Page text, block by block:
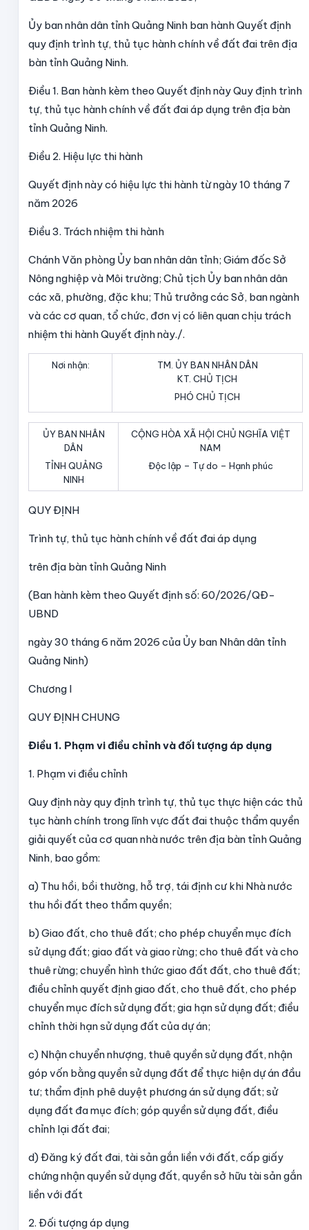
Ủy ban nhân dân tỉnh Quảng Ninh ban hành Quyết định
quy định trình tự, thủ tục hành chính về đất đai trên địa
bàn tỉnh Quảng Ninh.
Điều 1. Ban hành kèm theo Quyết định này Quy định trình
tự, thủ tục hành chính về đất đai áp dụng trên địa bàn
tỉnh Quảng Ninh.
Điều 2. Hiệu lực thi hành
Quyết định này có hiệu lực thi hành từ ngày 10 tháng 7
năm 2026
Điều 3. Trách nhiệm thi hành
Chánh Văn phòng Ủy ban nhân dân tỉnh; Giám đốc Sở
Nông nghiệp và Môi trường; Chủ tịch Ủy ban nhân dân
các xã, phường, đặc khu; Thủ trưởng các Sở, ban ngành
và các cơ quan, tổ chức, đơn vị có liên quan chịu trách
nhiệm thi hành Quyết định này./.
Nơi nhận:
TM. ỦY BAN NHÂN DÂN
KT. CHỦ TỊCH
PHÓ CHỦ TỊCH
ỦY BAN NHÂN
DÂN
TỈNH QUẢNG
NINH
CỘNG HÒA XÃ HỘI CHỦ NGHĨA VIỆT
NAM
Độc lập – Tự do – Hạnh phúc
QUY ĐỊNH
Trình tự, thủ tục hành chính về đất đai áp dụng
trên địa bàn tỉnh Quảng Ninh
(Ban hành kèm theo Quyết định số: 60/2026/QĐ-
UBND
ngày 30 tháng 6 năm 2026 của Ủy ban Nhân dân tỉnh
Quảng Ninh)
Chương I
QUY ĐỊNH CHUNG
Điều 1. Phạm vi điều chỉnh và đối tượng áp dụng
1. Phạm vi điều chỉnh
Quy định này quy định trình tự, thủ tục thực hiện các thủ
tục hành chính trong lĩnh vực đất đai thuộc thẩm quyền
giải quyết của cơ quan nhà nước trên địa bàn tỉnh Quảng
Ninh, bao gồm:
a) Thu hồi, bồi thường, hỗ trợ, tái định cư khi Nhà nước
thu hồi đất theo thẩm quyền;
b) Giao đất, cho thuê đất; cho phép chuyển mục đích
sử dụng đất; giao đất và giao rừng; cho thuê đất và cho
thuê rừng; chuyển hình thức giao đất đất, cho thuê đất;
điều chỉnh quyết định giao đất, cho thuê đất, cho phép
chuyển mục đích sử dụng đất; gia hạn sử dụng đất; điều
chỉnh thời hạn sử dụng đất của dự án;
c) Nhận chuyển nhượng, thuê quyền sử dụng đất, nhận
góp vốn bằng quyền sử dụng đất để thực hiện dự án đầu
tư; thẩm định phê duyệt phương án sử dụng đất; sử
dụng đất đa mục đích; góp quyền sử dụng đất, điều
chỉnh lại đất đai;
d) Đăng ký đất đai, tài sản gắn liền với đất, cấp giấy
chứng nhận quyền sử dụng đất, quyền sở hữu tài sản gắn
liền với đất
2. Đối tượng áp dụng